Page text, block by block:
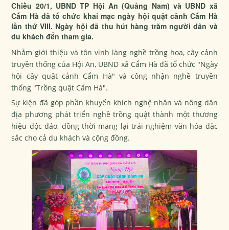
Chiều 20/1, UBND TP Hội An (Quảng Nam) và UBND xã
Cẩm Hà đã tổ chức khai mạc ngày hội quật cảnh Cẩm Hà
lần thứ VIII. Ngày hội đã thu hút hàng trăm người dân và
du khách đến tham gia.
Nhằm giới thiệu và tôn vinh làng nghề trồng hoa, cây cảnh
truyền thống của Hội An, UBND xã Cẩm Hà đã tổ chức "Ngày
hội cây quật cảnh Cẩm Hà" và công nhận nghề truyền
thống "Trồng quật Cẩm Hà".
Sự kiện đã góp phần khuyến khích nghệ nhân và nông dân
địa phương phát triển nghề trồng quật thành một thương
hiệu độc đáo, đồng thời mang lại trải nghiệm văn hóa đặc
sắc cho cả du khách và cộng đồng.